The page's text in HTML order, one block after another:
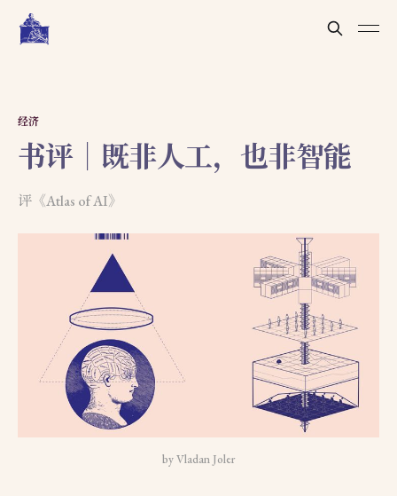
经济
书评｜既非人工，也非智能
评《Atlas of AI》
by Vladan Joler